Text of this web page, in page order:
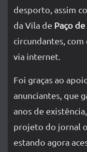
desporto, assim
da Vila de Paço
circundantes,
via internet.
Foi graças ao
anunciantes, que
anos de
projeto do jornal
estando agora